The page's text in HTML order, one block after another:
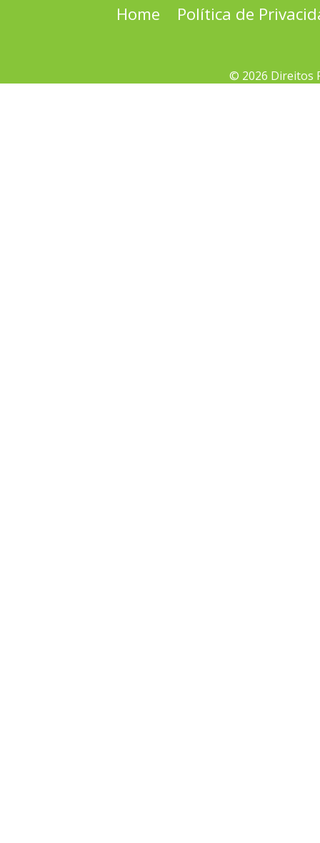
Home Política de
© 2026 Direitos